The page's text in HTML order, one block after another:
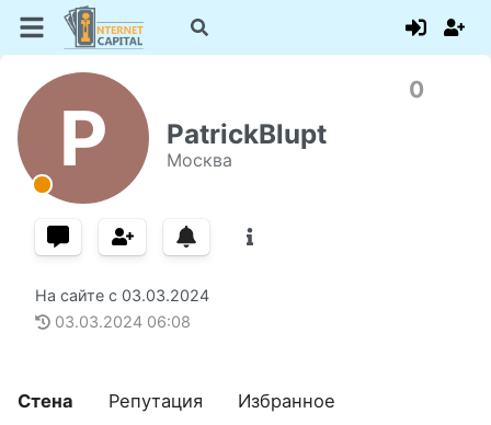
P PatrickBlupt
Москва
0
На сайте с 03.03.2024
03.03.2024 06:08
Стена Репутация Избранное